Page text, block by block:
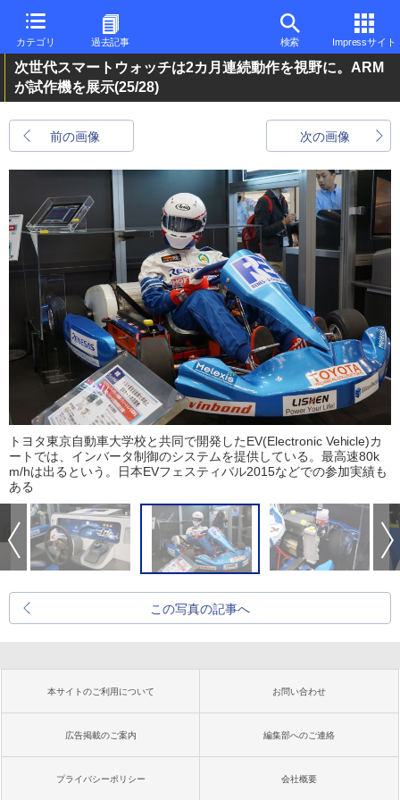
カテゴリ 過去記事 検索 Impressサイト
次世代スマートウォッチは2カ月連続動作を視野に。ARM
が試作機を展示(25/28)
前の画像 次の画像
トヨタ東京自動車大学校と共同で開発したEV(Electronic Vehicle)カ
ートでは、インバータ制御のシステムを提供している。最高速80k
m/hは出るという。日本EVフェスティバル2015などでの参加実績も
ある
この写真の記事へ
本サイトのご利用について お問い合わせ
広告掲載のご案内 編集部へのご連絡
プライバシーポリシー 会社概要